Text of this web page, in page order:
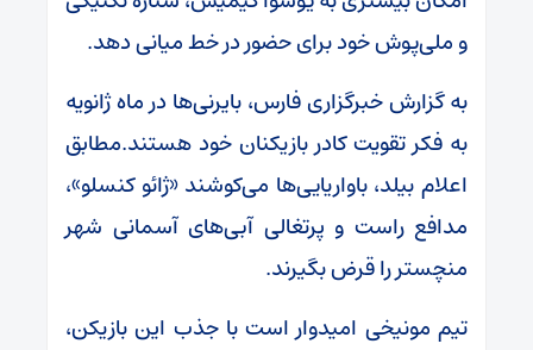
و ملی‌پوش خود برای حضور در خط میانی دهد.
به گزارش خبرگزاری فارس، بایرنی‌ها در ماه ژانویه
به فکر تقویت کادر بازیکنان خود هستند.مطابق
اعلام بیلد،‌ باواریایی‌ها می‌کوشند «ژائو کنسلو»،
مدافع راست و پرتغالی آبی‌های آسمانی شهر
منچستر را قرض بگیرند.
تیم مونیخی امیدوار است با جذب این بازیکن،